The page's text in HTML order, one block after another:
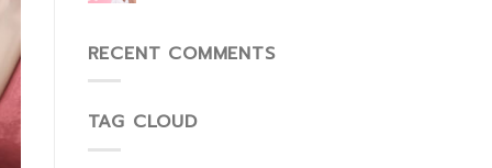
ฟัน
RECENT COMMENTS
TAG CLOUD